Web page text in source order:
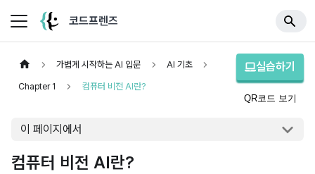
코드프렌즈
가볍게 시작하는 AI 입문 AI 기초
Chapter 1 컴퓨터 비전 AI란?
실습하기
QR코드 보기
이 페이지에서
컴퓨터 비전 AI란?